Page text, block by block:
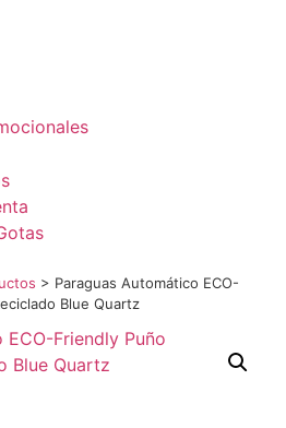
> Paraguas Automático ECO-
Blue Quartz